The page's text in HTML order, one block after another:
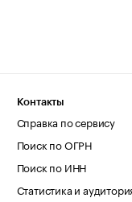
Контакты
Справка по сервису
Поиск по ОГРН
Поиск по ИНН
Статистика и